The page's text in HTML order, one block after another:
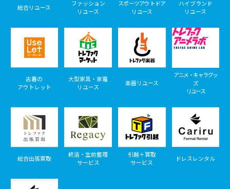
総合リユース
ファッション
リユース
スポーツアウトドア
リユース
ハイブランド
リユース
古着の
アウトレット
大型家具・家電
リユース
楽器リユース
アニメ・キャラグッ
ズ
リユース
総合出張買取
終活・生前整理
サービス
引越＋買取
サービス
ドレスレンタル